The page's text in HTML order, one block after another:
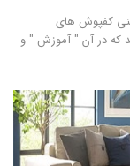
کفپوش های
که در آن " آموزش " و